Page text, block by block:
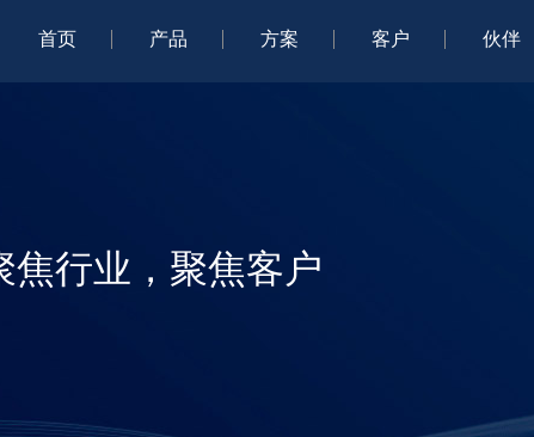
首页 产品 方案 客户 伙伴
焦行业，聚焦客户